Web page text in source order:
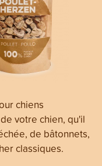
chiens
votre chien, qu'il
de bâtonnets,
classiques.